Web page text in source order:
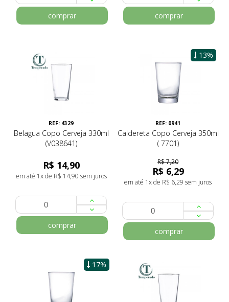
comprar comprar
REF: 4329
Belagua Copo Cerveja 330ml
(V038641)
R$ 14,90
em até 1x de R$ 14,90 sem juros
comprar
13%
REF: 0941
Caldereta Copo Cerveja 350ml
( 7701)
R$ 7,20
R$ 6,29
em até 1x de R$ 6,29 sem juros
comprar
17%